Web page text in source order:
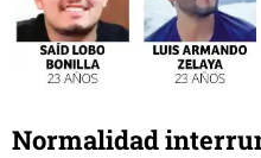
Normalidad